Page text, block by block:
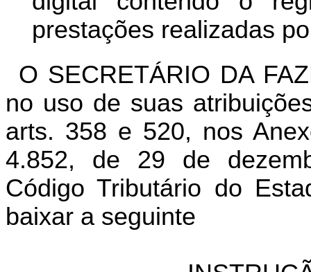
prestações realizadas
O SECRETÁRIO DA
no uso de suas
arts. 358 e 520, nos
4.852, de 29 de
Código Tributário do
baixar a seguinte